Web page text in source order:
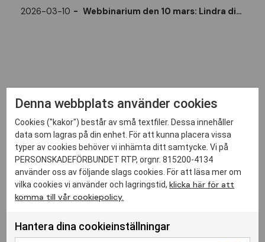
2026-03-10 Webbinarium den 10 mars: Lindra din hjärntrötthet
Denna webbplats använder cookies
Cookies ("kakor") består av små textfiler. Dessa innehåller
data som lagras på din enhet. För att kunna placera vissa
typer av cookies behöver vi inhämta ditt samtycke. Vi på
PERSONSKADEFÖRBUNDET RTP, orgnr. 815200-4134
använder oss av följande slags cookies. För att läsa mer om
vilka cookies vi använder och lagringstid,klicka här för att
komma till vår cookiepolicy.
Hantera dina cookieinställningar